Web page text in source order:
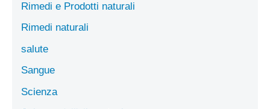
Rimedi e Prodotti naturali
Rimedi naturali
salute
Sangue
Scienza